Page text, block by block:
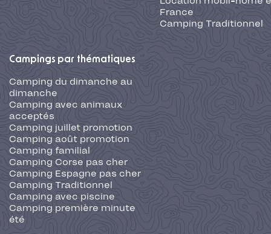
France
Camping Traditionnel
Campings par thématiques
Camping du dimanche au
dimanche
Camping avec animaux
acceptés
Camping juillet promotion
Camping août promotion
Camping familial
Camping Corse pas cher
Camping Espagne pas cher
Camping Traditionnel
Camping avec piscine
Camping première minute
été